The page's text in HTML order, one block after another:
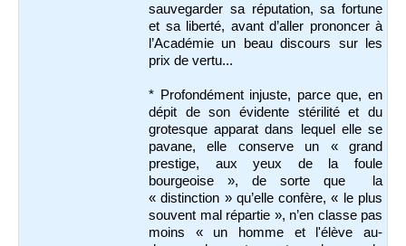
sauvegarder sa réputation, sa fortune
et sa liberté, avant d’aller prononcer à
l’Académie un beau discours sur les
prix de vertu...
* Profondément injuste, parce que, en
dépit de son évidente stérilité et du
grotesque apparat dans lequel elle se
pavane, elle conserve un « grand
prestige, aux yeux de la foule
bourgeoise », de sorte que la
« distinction » qu’elle confère, « le plus
souvent mal répartie », n’en classe pas
moins « un homme et l'élève au-